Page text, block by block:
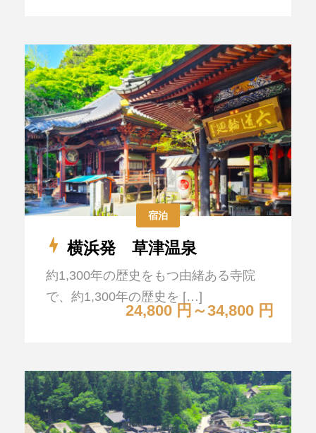
宿泊
横浜発 草津温泉
24,800 円～34,800 円
約1,300年の歴史をもつ由緒ある寺院
で、約1,300年の歴史を […]